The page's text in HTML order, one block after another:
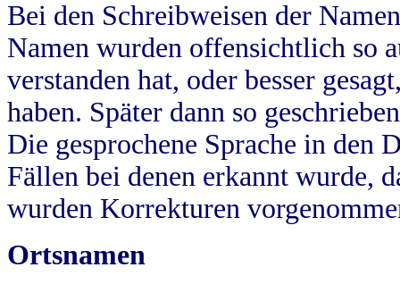
Bei den Schreibweisen der
Namen wurden offensichtlich so
verstanden hat, oder besser
haben. Später dann so
Die gesprochene Sprache in
Fällen bei denen erkannt wurde,
wurden Korrekturen
Ortsnamen